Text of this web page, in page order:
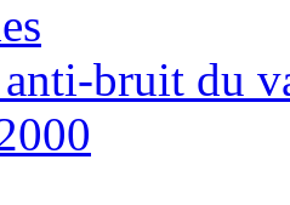
bruit du